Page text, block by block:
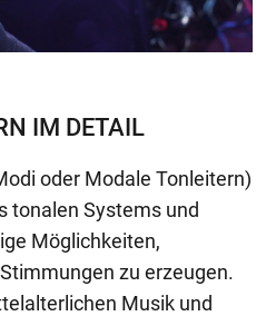
IM DETAIL
oder Modale Tonleitern)
tonalen Systems und
Möglichkeiten,
zu erzeugen.
Musik und